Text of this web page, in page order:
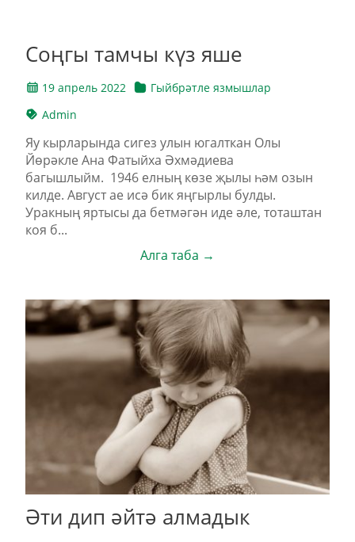
Соңгы тамчы күз яше
19 апрель 2022
Гыйбрәтле язмышлар
Admin
Яу кырларында сигез улын югалткан Олы
Йөрәкле Ана Фатыйха Әхмәдиева
багышлыйм. 1946 елның көзе җылы һәм озын
килде. Август ае исә бик яңгырлы булды.
Уракның яртысы да бетмәгән иде әле, тоташтан
коя б...
Алга таба →
Әти дип әйтә алмадык